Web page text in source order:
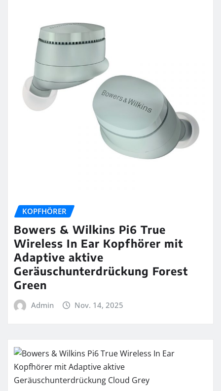
KOPFHÖRER
Bowers & Wilkins Pi6 True
Wireless In Ear Kopfhörer mit
Adaptive aktive
Geräuschunterdrückung Forest
Green
Admin Nov. 14, 2025